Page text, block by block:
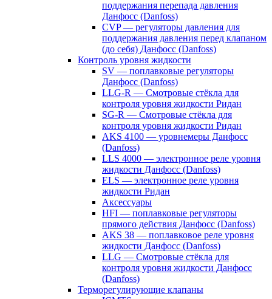
поддержания перепада давления
Данфосс (Danfoss)
CVP — регуляторы давления для
поддержания давления перед клапаном
(до себя) Данфосс (Danfoss)
Контроль уровня жидкости
SV — поплавковые регуляторы
Данфосс (Danfoss)
LLG-R — Смотровые стёкла для
контроля уровня жидкости Ридан
SG-R — Смотровые стёкла для
контроля уровня жидкости Ридан
AKS 4100 — уровнемеры Данфосс
(Danfoss)
LLS 4000 — электронное реле уровня
жидкости Данфосс (Danfoss)
ELS — электронное реле уровня
жидкости Ридан
Аксессуары
HFI — поплавковые регуляторы
прямого действия Данфосс (Danfoss)
AKS 38 — поплавковое реле уровня
жидкости Данфосс (Danfoss)
LLG — Смотровые стёкла для
контроля уровня жидкости Данфосс
(Danfoss)
Терморегулирующие клапаны